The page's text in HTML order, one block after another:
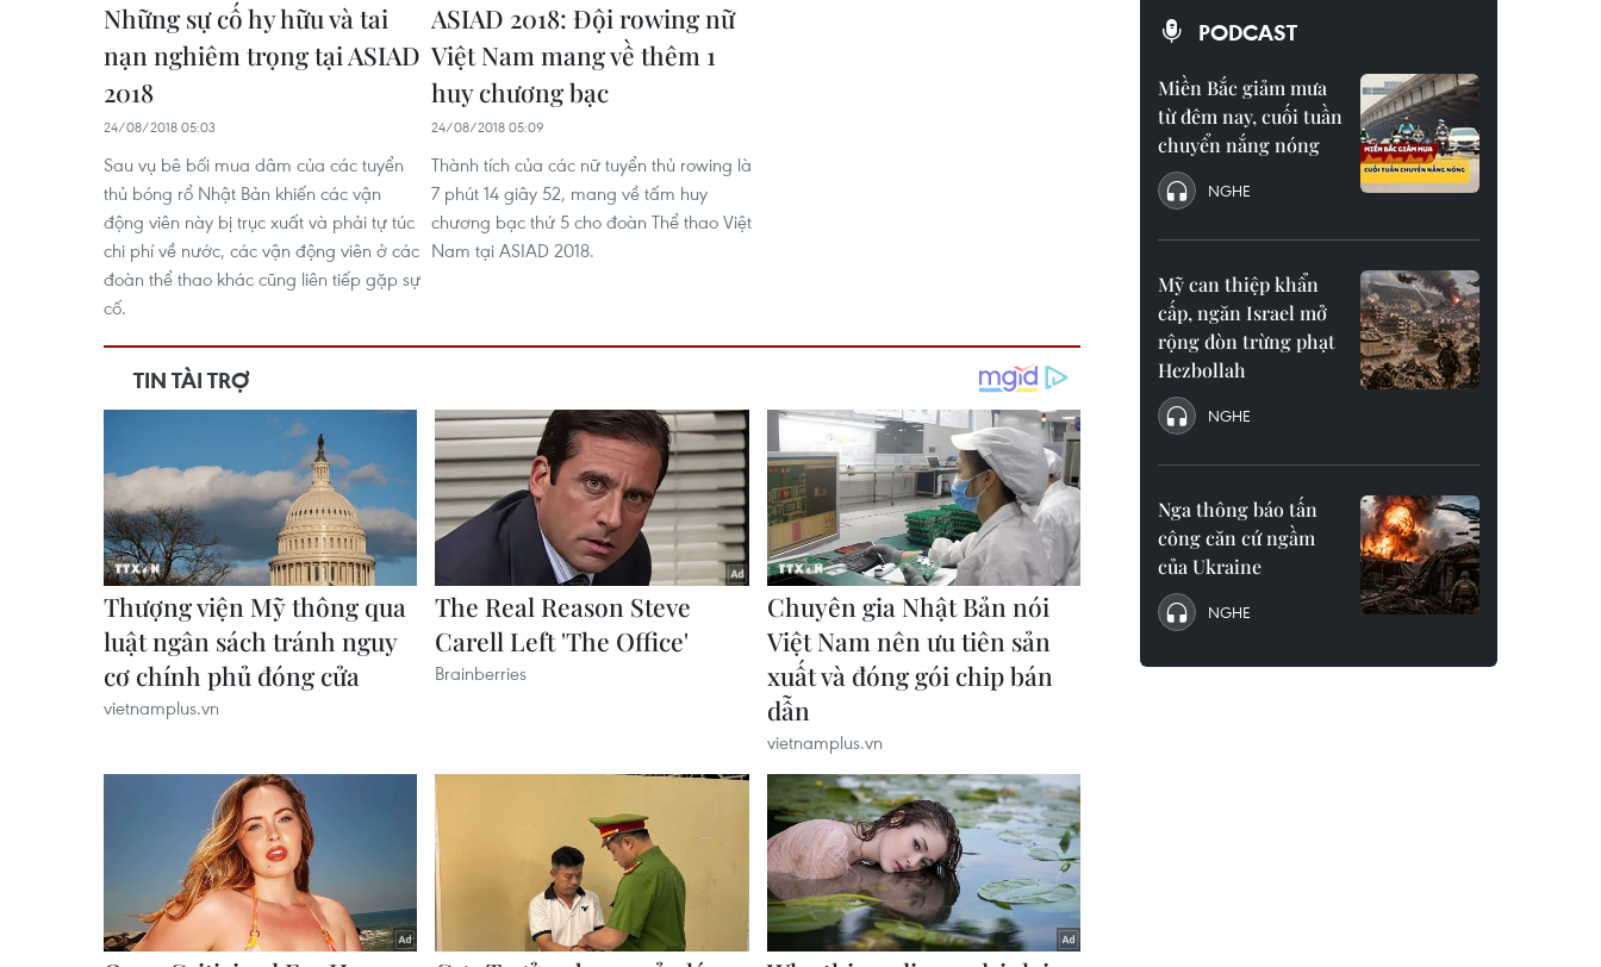
Những sự cố hy hữu và tai
nạn nghiêm trọng tại ASIAD
2018
24/08/2018 05:03
Sau vụ bê bối mua dâm của các tuyển
thủ bóng rổ Nhật Bản khiến các vận
động viên này bị trục xuất và phải tự túc
chi phí về nước, các vận động viên ở các
đoàn thể thao khác cũng liên tiếp gặp sự
cố.
ASIAD 2018: Đội rowing nữ
Việt Nam mang về thêm 1
huy chương bạc
24/08/2018 05:09
Thành tích của các nữ tuyển thủ rowing là
7 phút 14 giây 52, mang về tấm huy
chương bạc thứ 5 cho đoàn Thể thao Việt
Nam tại ASIAD 2018.
PODCAST
Miền Bắc giảm mưa
từ đêm nay, cuối tuần
chuyển nắng nóng
NGHE
Mỹ can thiệp khẩn
cấp, ngăn Israel mở
rộng đòn trừng phạt
Hezbollah
NGHE
Nga thông báo tấn
công căn cứ ngầm
của Ukraine
NGHE